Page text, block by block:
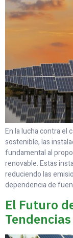
En la lucha contra el
sostenible, las
fundamental al
renovable. Estas
reduciendo las
dependencia de
El Futuro